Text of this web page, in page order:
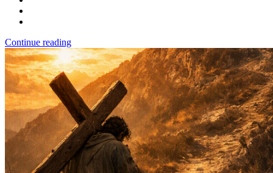
Continue reading